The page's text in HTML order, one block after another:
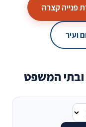
פנייה קצרה
ועיר
ובתי המשפט